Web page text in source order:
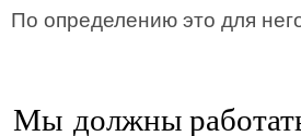
По определению это для
Мы должны